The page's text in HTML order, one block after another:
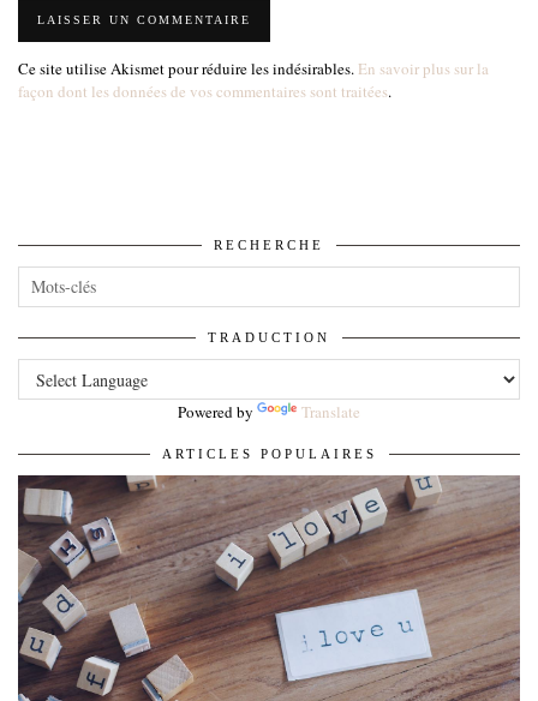
Ce site utilise Akismet pour réduire les indésirables. En savoir plus sur la
façon dont les données de vos commentaires sont traitées.
RECHERCHE
TRADUCTION
Powered by Translate
ARTICLES POPULAIRES